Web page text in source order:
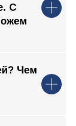
С
Чем